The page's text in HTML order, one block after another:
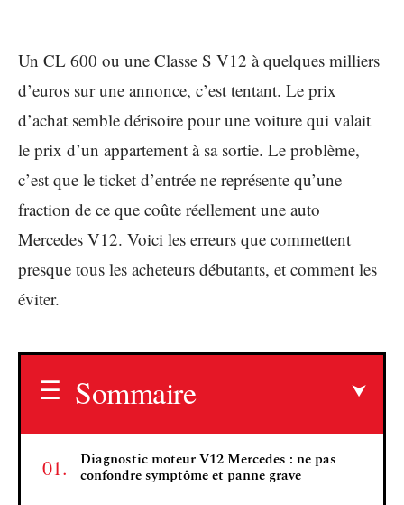
Un CL 600 ou une Classe S V12 à quelques milliers
d’euros sur une annonce, c’est tentant. Le prix
d’achat semble dérisoire pour une voiture qui valait
le prix d’un appartement à sa sortie. Le problème,
c’est que le ticket d’entrée ne représente qu’une
fraction de ce que coûte réellement une auto
Mercedes V12. Voici les erreurs que commettent
presque tous les acheteurs débutants, et comment les
éviter.
Sommaire
Diagnostic moteur V12 Mercedes : ne pas
confondre symptôme et panne grave